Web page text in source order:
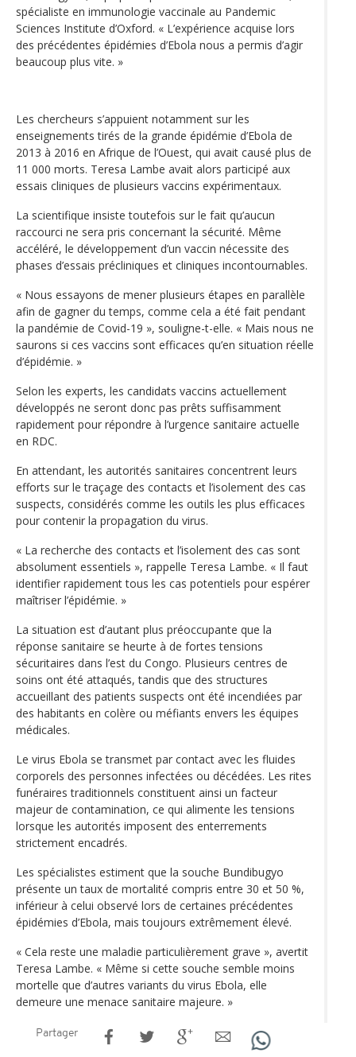
spécialiste en immunologie vaccinale au Pandemic
Sciences Institute d’Oxford. « L’expérience acquise lors
des précédentes épidémies d’Ebola nous a permis d’agir
beaucoup plus vite. »
Les chercheurs s’appuient notamment sur les
enseignements tirés de la grande épidémie d’Ebola de
2013 à 2016 en Afrique de l’Ouest, qui avait causé plus de
11 000 morts. Teresa Lambe avait alors participé aux
essais cliniques de plusieurs vaccins expérimentaux.
La scientifique insiste toutefois sur le fait qu’aucun
raccourci ne sera pris concernant la sécurité. Même
accéléré, le développement d’un vaccin nécessite des
phases d’essais précliniques et cliniques incontournables.
« Nous essayons de mener plusieurs étapes en parallèle
afin de gagner du temps, comme cela a été fait pendant
la pandémie de Covid-19 », souligne-t-elle. « Mais nous ne
saurons si ces vaccins sont efficaces qu’en situation réelle
d’épidémie. »
Selon les experts, les candidats vaccins actuellement
développés ne seront donc pas prêts suffisamment
rapidement pour répondre à l’urgence sanitaire actuelle
en RDC.
En attendant, les autorités sanitaires concentrent leurs
efforts sur le traçage des contacts et l’isolement des cas
suspects, considérés comme les outils les plus efficaces
pour contenir la propagation du virus.
« La recherche des contacts et l’isolement des cas sont
absolument essentiels », rappelle Teresa Lambe. « Il faut
identifier rapidement tous les cas potentiels pour espérer
maîtriser l’épidémie. »
La situation est d’autant plus préoccupante que la
réponse sanitaire se heurte à de fortes tensions
sécuritaires dans l’est du Congo. Plusieurs centres de
soins ont été attaqués, tandis que des structures
accueillant des patients suspects ont été incendiées par
des habitants en colère ou méfiants envers les équipes
médicales.
Le virus Ebola se transmet par contact avec les fluides
corporels des personnes infectées ou décédées. Les rites
funéraires traditionnels constituent ainsi un facteur
majeur de contamination, ce qui alimente les tensions
lorsque les autorités imposent des enterrements
strictement encadrés.
Les spécialistes estiment que la souche Bundibugyo
présente un taux de mortalité compris entre 30 et 50 %,
inférieur à celui observé lors de certaines précédentes
épidémies d’Ebola, mais toujours extrêmement élevé.
« Cela reste une maladie particulièrement grave », avertit
Teresa Lambe. « Même si cette souche semble moins
mortelle que d’autres variants du virus Ebola, elle
demeure une menace sanitaire majeure. »
Partager